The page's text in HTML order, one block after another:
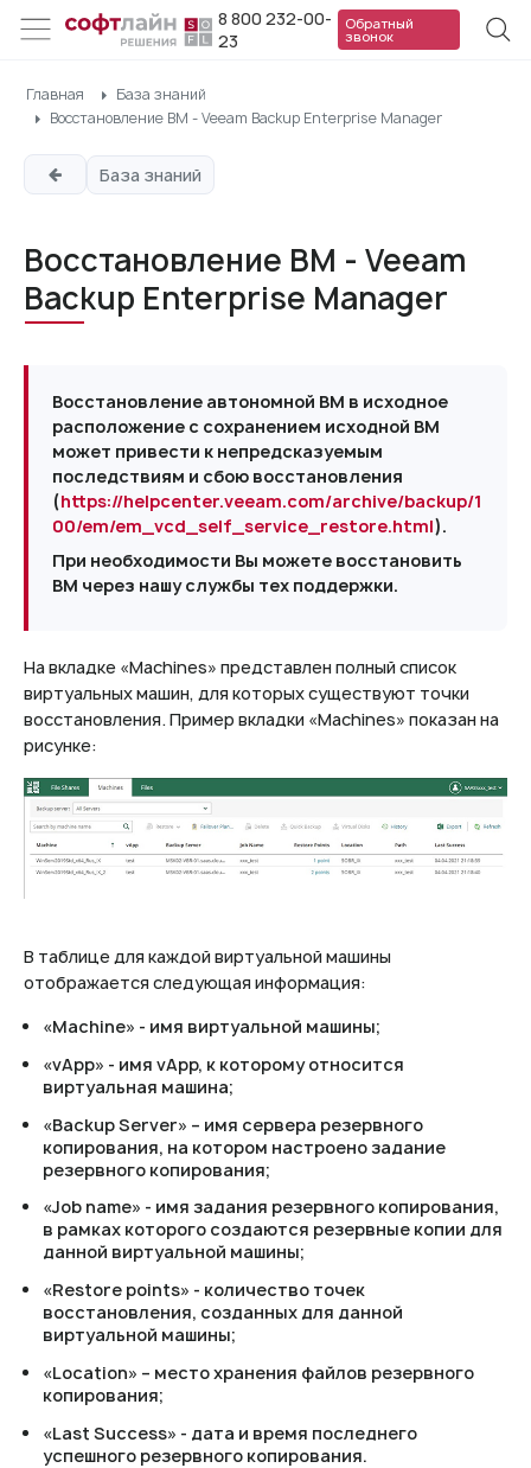
8 800 232-00-
23
Обратный
звонок
Главная
База знаний
Восстановление ВМ - Veeam Backup Enterprise Manager
База знаний
Восстановление ВМ - Veeam
Backup Enterprise Manager
Восстановление автономной ВМ в исходное
расположение с сохранением исходной ВМ
может привести к непредсказуемым
последствиям и сбою восстановления
(https://helpcenter.veeam.com/archive/backup/1
00/em/em_vcd_self_service_restore.html).
При необходимости Вы можете восстановить
ВМ через нашу службы тех поддержки.
На вкладке «Machines» представлен полный список
виртуальных машин, для которых существуют точки
восстановления. Пример вкладки «Machines» показан на
рисунке:
В таблице для каждой виртуальной машины
отображается следующая информация:
«Machine» - имя виртуальной машины;
«vApp» - имя vApp, к которому относится
виртуальная машина;
«Backup Server» – имя сервера резервного
копирования, на котором настроено задание
резервного копирования;
«Job name» - имя задания резервного копирования,
в рамках которого создаются резервные копии для
данной виртуальной машины;
«Restore points» - количество точек
восстановления, созданных для данной
виртуальной машины;
«Location» – место хранения файлов резервного
копирования;
«Last Success» - дата и время последнего
успешного резервного копирования.